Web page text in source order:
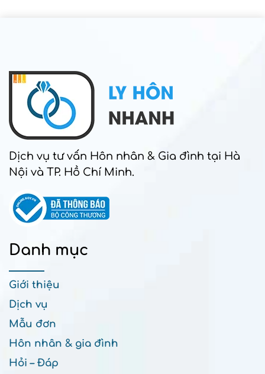
Dịch vụ tư vấn Hôn nhân & Gia đình tại Hà
Nội và TP. Hồ Chí Minh.
Danh mục
Giới thiệu
Dịch vụ
Mẫu đơn
Hôn nhân & gia đình
Hỏi – Đáp